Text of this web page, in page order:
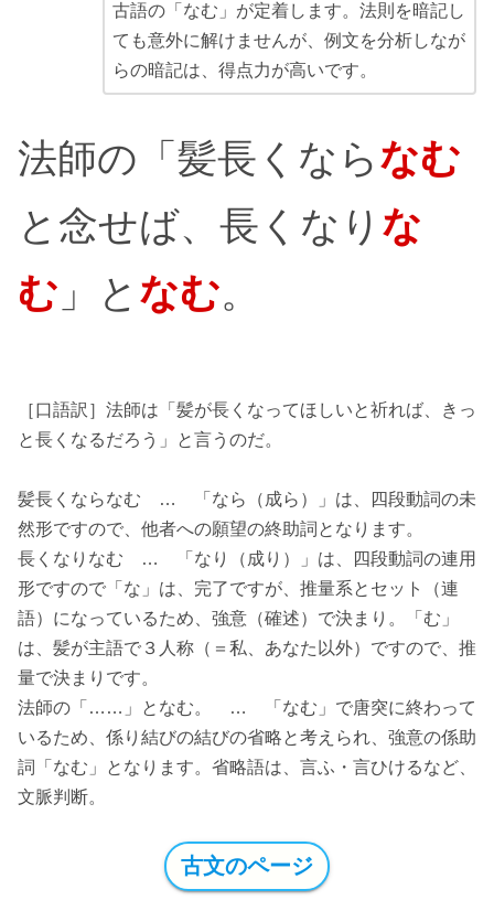
古語の「なむ」が定着します。法則を暗記し
ても意外に解けませんが、例文を分析しなが
らの暗記は、得点力が高いです。
法師の「髪長くならなむ
と念せば、長くなり な
む 」と なむ。
［口語訳］法師は「髪が長くなってほしいと祈れば、きっ
と長くなるだろう」と言うのだ。
髪長くならなむ … 「なら（成ら）」は、四段動詞の未
然形ですので、他者への願望の終助詞となります。
長くなりなむ … 「なり（成り）」は、四段動詞の連用
形ですので「な」は、完了ですが、推量系とセット（連
語）になっているため、強意（確述）で決まり。「む」
は、髪が主語で３人称（＝私、あなた以外）ですので、推
量で決まりです。
法師の「……」となむ。 … 「なむ」で唐突に終わって
いるため、係り結びの結びの省略と考えられ、強意の係助
詞「なむ」となります。省略語は、言ふ・言ひけるなど、
文脈判断。
古文のページ